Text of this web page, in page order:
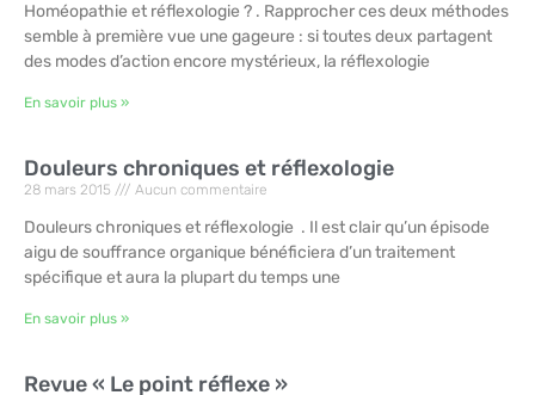
Homéopathie et réflexologie ? . Rapprocher ces deux méthodes
semble à première vue une gageure : si toutes deux partagent
des modes d’action encore mystérieux, la réflexologie
En savoir plus »
Douleurs chroniques et réflexologie
28 mars 2015 Aucun commentaire
Douleurs chroniques et réflexologie . Il est clair qu’un épisode
aigu de souffrance organique bénéficiera d’un traitement
spécifique et aura la plupart du temps une
En savoir plus »
Revue « Le point réflexe »